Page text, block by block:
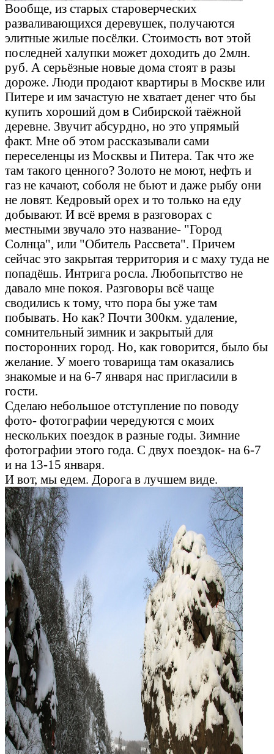
Вообще, из старых староверческих
разваливающихся деревушек, получаются
элитные жилые посёлки. Стоимость вот этой
последней халупки может доходить до 2млн.
руб. А серьёзные новые дома стоят в разы
дороже. Люди продают квартиры в Москве или
Питере и им зачастую не хватает денег что бы
купить хороший дом в Сибирской таёжной
деревне. Звучит абсурдно, но это упрямый
факт. Мне об этом рассказывали сами
переселенцы из Москвы и Питера. Так что же
там такого ценного? Золото не моют, нефть и
газ не качают, соболя не бьют и даже рыбу они
не ловят. Кедровый орех и то только на еду
добывают. И всё время в разговорах с
местными звучало это название- "Город
Солнца", или "Обитель Рассвета". Причем
сейчас это закрытая территория и с маху туда не
попадёшь. Интрига росла. Любопытство не
давало мне покоя. Разговоры всё чаще
сводились к тому, что пора бы уже там
побывать. Но как? Почти 300км. удаление,
сомнительный зимник и закрытый для
посторонних город. Но, как говорится, было бы
желание. У моего товарища там оказались
знакомые и на 6-7 января нас пригласили в
гости.
Сделаю небольшое отступление по поводу
фото- фотографии чередуются с моих
нескольких поездок в разные годы. Зимние
фотографии этого года. С двух поездок- на 6-7
и на 13-15 января.
И вот, мы едем. Дорога в лучшем виде.